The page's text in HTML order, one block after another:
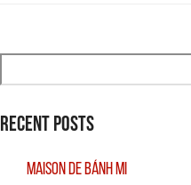
Recent Posts
Maison De Bánh Mi